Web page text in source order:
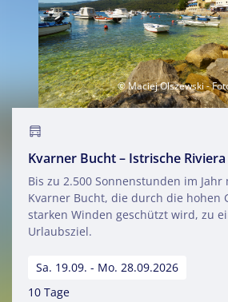
© Maciej Olszewski -
Kvarner Bucht – Istrische Riviera
Bis zu 2.500 Sonnenstunden im Jahr
Kvarner Bucht, die durch die hohen
starken Winden geschützt wird, zu
Urlaubsziel.
Sa. 19.09. - Mo. 28.09.2026
10 Tage